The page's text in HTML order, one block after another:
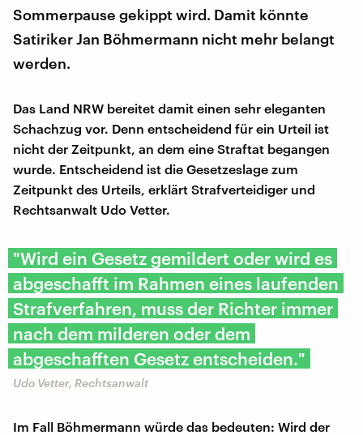
Sommerpause gekippt wird. Damit könnte
Satiriker Jan Böhmermann nicht mehr belangt
werden.
Das Land NRW bereitet damit einen sehr eleganten
Schachzug vor. Denn entscheidend für ein Urteil ist
nicht der Zeitpunkt, an dem eine Straftat begangen
wurde. Entscheidend ist die Gesetzeslage zum
Zeitpunkt des Urteils, erklärt Strafverteidiger und
Rechtsanwalt Udo Vetter.
"Wird ein Gesetz gemildert oder wird es
abgeschafft im Rahmen eines laufenden
Strafverfahren, muss der Richter immer
nach dem milderen oder dem
abgeschafften Gesetz entscheiden."
Udo Vetter, Rechtsanwalt
Im Fall Böhmermann würde das bedeuten: Wird der